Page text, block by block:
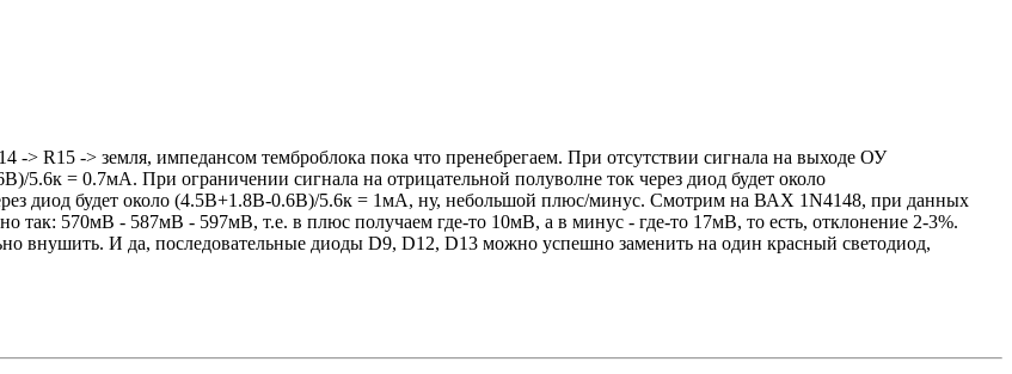
> R15 -> земля, импедансом темброблока пока что пренебрегаем. При отсутствии сигнала на выходе ОУ
5.6к = 0.7мА. При ограничении сигнала на отрицательной полуволне ток через диод будет около
диод будет около (4.5В+1.8В-0.6В)/5.6к = 1мА, ну, небольшой плюс/минус. Смотрим на ВАХ 1N4148, при данных
так: 570мВ - 587мВ - 597мВ, т.е. в плюс получаем где-то 10мВ, а в минус - где-то 17мВ, то есть, отклонение 2-3%.
внушить. И да, последовательные диоды D9, D12, D13 можно успешно заменить на один красный светодиод,